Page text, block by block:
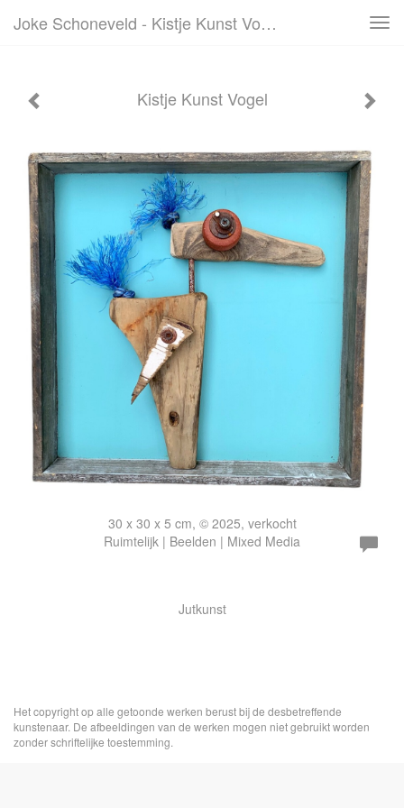
Joke Schoneveld - Kistje Kunst Vogel
Kistje Kunst Vogel
30 x 30 x 5 cm, © 2025, verkocht
Ruimtelijk | Beelden | Mixed Media
Jutkunst
Het copyright op alle getoonde werken berust bij de desbetreffende
kunstenaar. De afbeeldingen van de werken mogen niet gebruikt worden
zonder schriftelijke toestemming.